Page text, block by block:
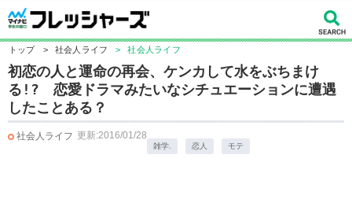
トップ > 社会人ライフ > 社会人ライフ
初恋の人と運命の再会、ケンカして水をぶちまけ
る!? 恋愛ドラマみたいなシチュエーションに遭遇
したことある？
社会人ライフ 更新:2016/01/28
雑学. 恋人 モテ